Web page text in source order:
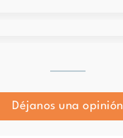
Déjanos una opinión